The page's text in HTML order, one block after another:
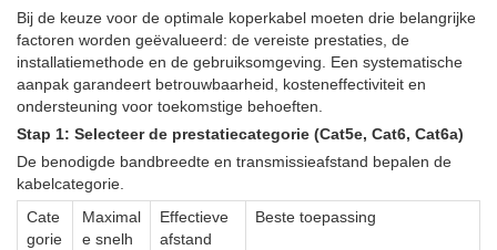
Bij de keuze voor de optimale koperkabel moeten drie belangrijke
factoren worden geëvalueerd: de vereiste prestaties, de
installatiemethode en de gebruiksomgeving. Een systematische
aanpak garandeert betrouwbaarheid, kosteneffectiviteit en
ondersteuning voor toekomstige behoeften.
Stap 1: Selecteer de prestatiecategorie (Cat5e, Cat6, Cat6a)
De benodigde bandbreedte en transmissieafstand bepalen de
kabelcategorie.
Cate
gorie
Maximal
e snelh
Effectieve
afstand
Beste toepassing